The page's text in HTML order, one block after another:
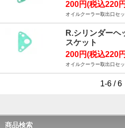
200円(税込220
オイルクーラー取出口セ
R.シリンダーヘ
スケット
200円(税込220
オイルクーラー取出口セ
1-6 / 6
商品検索